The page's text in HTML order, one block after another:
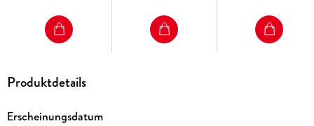
Produktdetails
Erscheinungsdatum